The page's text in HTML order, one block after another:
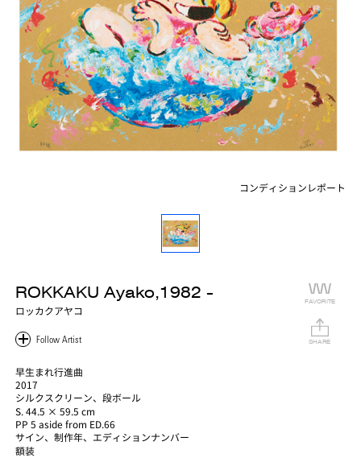
コンディションレポート
ROKKAKU Ayako,1982 -
ロッカクアヤコ
早生まれ行進曲
2017
シルクスクリーン、段ボール
S. 44.5 × 59.5 cm
PP 5 aside from ED.66
サイン、制作年、エディションナンバー
額装
FAVORITE
SHARE